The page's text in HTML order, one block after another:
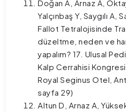
Doğan A, Arnaz A,
Yalçınbaş Y, Saygılı A,
Fallot Tetralojisinde
düzeltme, neden ve
yapalım? 17. Ulusal
Kalp Cerrahisi
Royal Seginus Otel,
sayfa 29)
Altun D, Arnaz A,